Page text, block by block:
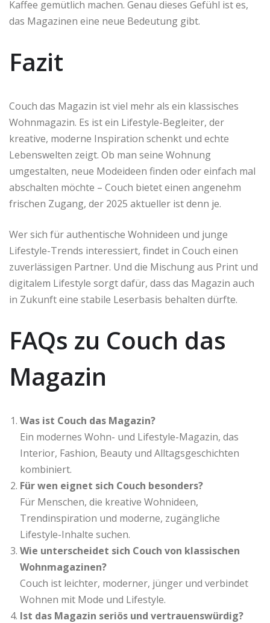
Kaffee gemütlich machen. Genau dieses Gefühl ist es,
das Magazinen eine neue Bedeutung gibt.
Fazit
Couch das Magazin ist viel mehr als ein klassisches
Wohnmagazin. Es ist ein Lifestyle-Begleiter, der
kreative, moderne Inspiration schenkt und echte
Lebenswelten zeigt. Ob man seine Wohnung
umgestalten, neue Modeideen finden oder einfach mal
abschalten möchte – Couch bietet einen angenehm
frischen Zugang, der 2025 aktueller ist denn je.
Wer sich für authentische Wohnideen und junge
Lifestyle-Trends interessiert, findet in Couch einen
zuverlässigen Partner. Und die Mischung aus Print und
digitalem Lifestyle sorgt dafür, dass das Magazin auch
in Zukunft eine stabile Leserbasis behalten dürfte.
FAQs zu Couch das
Magazin
Was ist Couch das Magazin?
Ein modernes Wohn- und Lifestyle-Magazin, das
Interior, Fashion, Beauty und Alltagsgeschichten
kombiniert.
Für wen eignet sich Couch besonders?
Für Menschen, die kreative Wohnideen,
Trendinspiration und moderne, zugängliche
Lifestyle-Inhalte suchen.
Wie unterscheidet sich Couch von klassischen
Wohnmagazinen?
Couch ist leichter, moderner, jünger und verbindet
Wohnen mit Mode und Lifestyle.
Ist das Magazin seriös und vertrauenswürdig?